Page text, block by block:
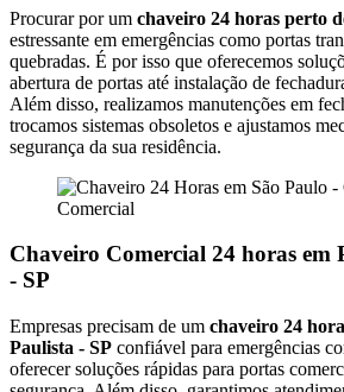
Procurar por um chaveiro 24 horas perto
estressante em emergências como portas
quebradas. É por isso que oferecemos
abertura de portas até instalação de
Além disso, realizamos manutenções em
trocamos sistemas obsoletos e ajustamos
segurança da sua residência.
Chaveiro Comercial 24 horas em
- SP
Empresas precisam de um chaveiro 24
Paulista - SP confiável para emergências
oferecer soluções rápidas para portas